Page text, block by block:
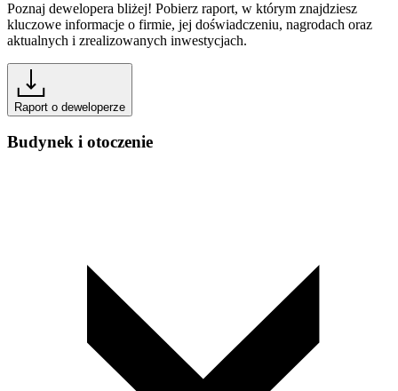
Poznaj dewelopera bliżej! Pobierz raport, w którym znajdziesz
kluczowe informacje o firmie, jej doświadczeniu, nagrodach oraz
aktualnych i zrealizowanych inwestycjach.
Raport o deweloperze
Budynek i otoczenie